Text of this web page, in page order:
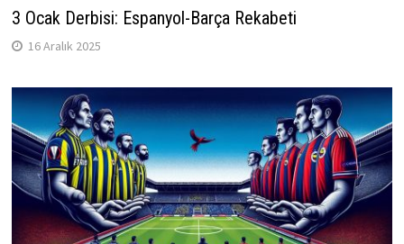
3 Ocak Derbisi: Espanyol-Barça Rekabeti
16 Aralık 2025